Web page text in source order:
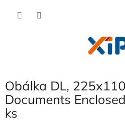
Obálka DL,
Documents
ks